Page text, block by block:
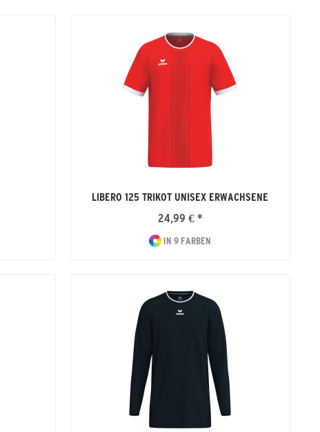
LIBERO 125 TRIKOT UNISEX ERWACHSENE
24,99 € *
IN 9 FARBEN